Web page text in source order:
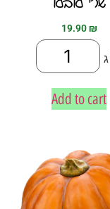
19.90₪
Add to cart